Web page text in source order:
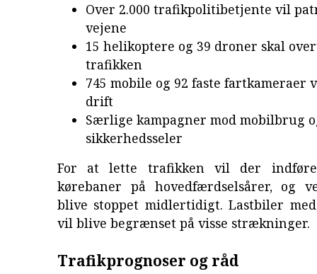
Over 2.000 trafikpolitibetjente vil
vejene
15 helikoptere og 39 droner skal
trafikken
745 mobile og 92 faste fartkameraer
drift
Særlige kampagner mod mobilbrug
sikkerhedsseler
For at lette trafikken vil der
kørebaner på hovedfærdselsårer, og
blive stoppet midlertidigt. Lastbiler
vil blive begrænset på visse strækninger.
Trafikprognoser og råd